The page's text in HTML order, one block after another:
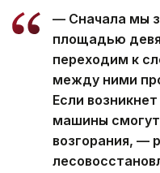
— Сначала мы
площадью
переходим к
между ними
Если
машины смогут
возгорания, —